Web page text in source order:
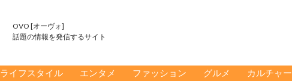
OVO [オーヴォ]
話題の情報を発信するサイト
ライフスタイル エンタメ ファッション グルメ カルチャー